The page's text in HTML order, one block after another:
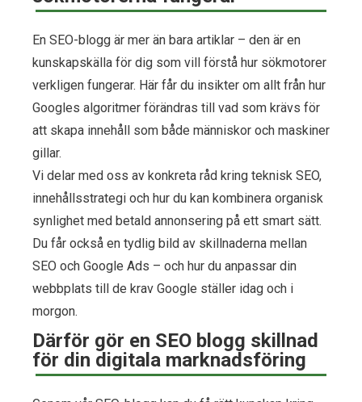
En SEO-blogg är mer än bara artiklar – den är en
kunskapskälla för dig som vill förstå hur sökmotorer
verkligen fungerar. Här får du insikter om allt från hur
Googles algoritmer förändras till vad som krävs för
att skapa innehåll som både människor och maskiner
gillar.
Vi delar med oss av konkreta råd kring teknisk SEO,
innehållsstrategi och hur du kan kombinera organisk
synlighet med betald annonsering på ett smart sätt.
Du får också en tydlig bild av skillnaderna mellan
SEO och Google Ads – och hur du anpassar din
webbplats till de krav Google ställer idag och i
morgon.
Därför gör en SEO blogg skillnad
för din digitala marknadsföring